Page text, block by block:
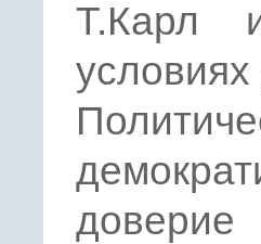
Т.Карл
доверие